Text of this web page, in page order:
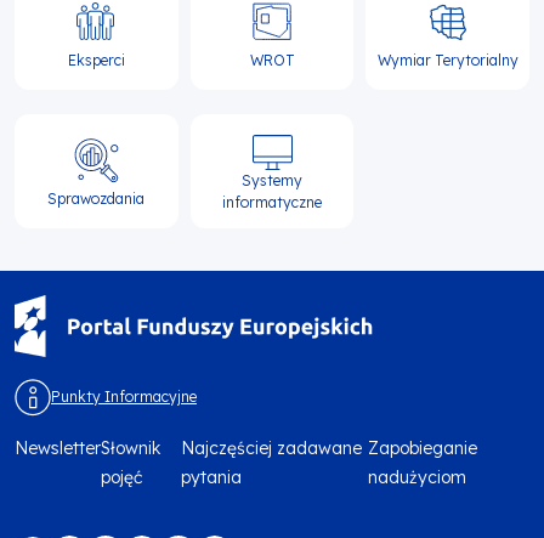
Eksperci WROT Wymiar Terytorialny
Sprawozdania
Systemy
informatyczne
Punkty Informacyjne
NewsletterSłownik
pojęć
Najczęściej zadawane
pytania
Zapobieganie
nadużyciom